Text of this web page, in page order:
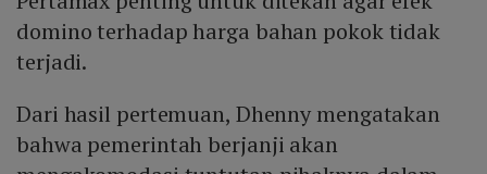
domino terhadap harga bahan pokok tidak
terjadi.
Dari hasil pertemuan, Dhenny mengatakan
bahwa pemerintah berjanji akan